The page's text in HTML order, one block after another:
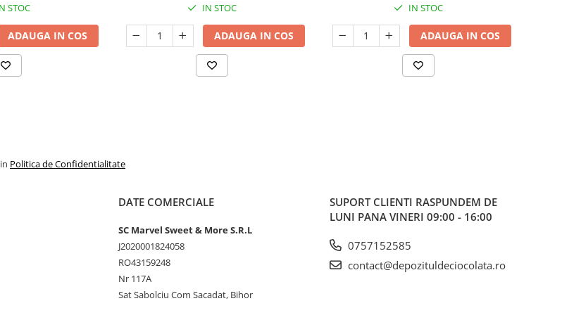
STOC
ADAUGA IN COS
IN STOC
ADAUGA IN COS
IN STOC
ADAUGA IN COS
Politica de Confidentialitate
DATE COMERCIALE
SC Marvel Sweet & More S.R.L
J2020001824058
RO43159248
Nr 117A
Sat Sabolciu Com Sacadat, Bihor
SUPORT CLIENTI RASPUNDEM DE
LUNI PANA VINERI 09:00 - 16:00
0757152585
contact@depozituldeciocolata.ro